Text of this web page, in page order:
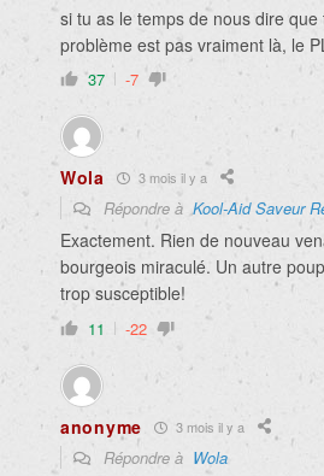
si tu as le temps de nous dire
problème est pas vraiment là, le
37 -7
Wola 3 mois il y a
Répondre àKool-Aid Saveur
Exactement. Rien de nouveau
bourgeois miraculé. Un autre
trop susceptible!
11 -22
anonyme 3 mois il y a
Répondre à Wola